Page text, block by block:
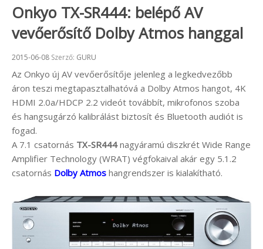
Onkyo TX-SR444: belépő AV
vevőerősítő Dolby Atmos hanggal
Beküldve:
2015-06-08 Szerző: GURU
Az Onkyo új AV vevőerősítője jelenleg a legkedvezőbb
áron teszi megtapasztalhatóvá a Dolby Atmos hangot, 4K
HDMI 2.0a/HDCP 2.2 videót továbbít, mikrofonos szoba
és hangsugárzó kalibrálást biztosít és Bluetooth audiót is
fogad.
A 7.1 csatornás TX-SR444nagyáramú diszkrét Wide Range
Amplifier Technology (WRAT) végfokaival akár egy 5.1.2
csatornás Dolby Atmos hangrendszer is kialakítható.